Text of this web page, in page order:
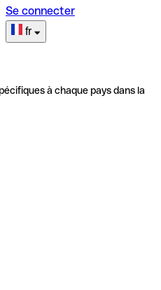
Se connecter
fr
à chaque pays dans la